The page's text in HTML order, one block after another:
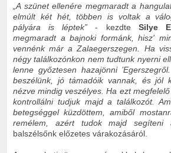
„A szünet ellenére megmaradt a
elmúlt két hét, többen is voltak a
pályára is léptek” - kezdte Silye
megmaradt a bajnoki formánk, hisz'
vennénk már a Zalaegerszegen. Ha
négy találkozónkon nem tudtunk nyerni
lenne győztesen hazajönni
beszélünk, jó támadóik vannak, és jól
nézve mindig veszélyes. Ha ezt
kontrollálni tudjuk majd a találkozót.
betegséggel küzdöttem, amiből
remélem, azért tudok majd segíteni
balszélsőnk előzetes várakozásáról.